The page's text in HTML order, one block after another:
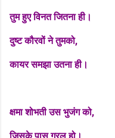
तुम हुए विनत जितना ही।
दुष्ट कौरवों ने तुमको,
कायर समझा उतना ही।
क्षमा शोभती उस भुजंग को,